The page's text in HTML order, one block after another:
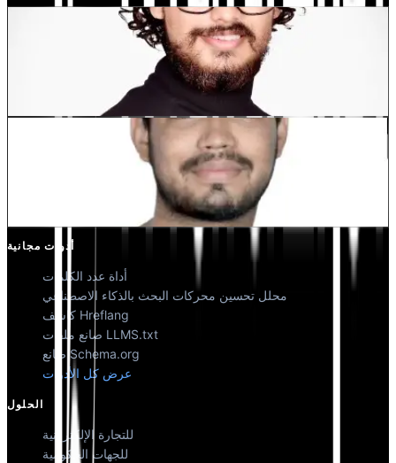
شريك مؤسس @MultiLipi
أدوات مجانية
أداة عدد الكلمات
محلل تحسين محركات البحث بالذكاء الاصطناعي
كاشف Hreflang
صانع ملفات LLMS.txt
صانع Schema.org
عرض كل الأدوات
الحلول
للتجارة الإلكترونية
للجهات الحكومية